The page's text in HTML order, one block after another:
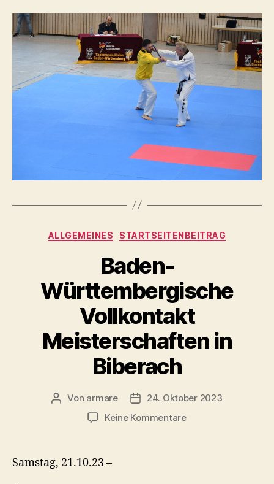
Kategorien
ALLGEMEINES STARTSEITENBEITRAG
Baden-
Württembergische
Vollkontakt
Meisterschaften in
Biberach
Beitragsautor
Von armare Beitragsdatum
24. Oktober 2023
Keine Kommentarezu
Samstag, 21.10.23 –